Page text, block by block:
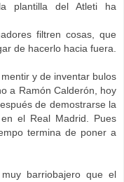
plantilla del Atleti ha
filtren cosas, que
de hacerlo hacia fuera.
y de inventar bulos
a Ramón Calderón, hoy
de demostrarse la
el Real Madrid. Pues
termina de poner a
barriobajero que el